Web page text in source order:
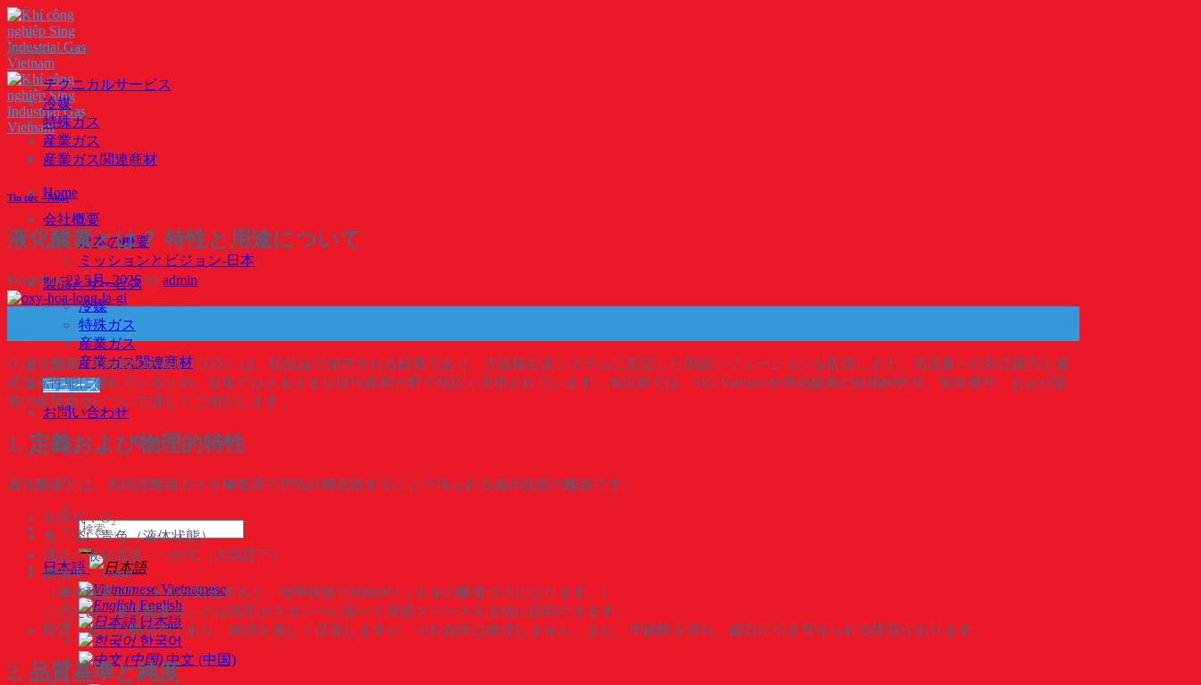
Skip
to
content
Home
会社概要
日本の概要
ミッションとビジョン-日本
製品とサービス
冷媒
特殊ガス
産業ガス
産業ガス関連商材
ニュース
お問い合わせ
検
索
対
象:
日本語
Vietnamese
English
日本語
한국어
中文 (中国)
製品カテゴリ
テクニカルサービス
冷媒
特殊ガス
産業ガス
産業ガス関連商材
Tin tức - Nhật
液化酸素とは？ 特性と用途について
Posted on22 5月, 2026 by admin
O₂液化酸素（Liquid Oxygen – LOX）は、極低温で保存される酸素であり、大規模生産システムに安定した供給ソリューションを提供します。高流量への対応能力と連
続運転性能に優れているため、近年ではさまざまな現代産業分野で幅広く活用されています。本記事では、SIG Vietnamが液化酸素の技術的特性、安全要件、および実
際の産業用途について詳しくご紹介します。
1. 定義および物理的特性
液化酸素とは、高純度酸素ガスを極低温で空気分離蒸留することで得られる液体状態の酸素です。
化学式：O₂
色：淡い青色（液体状態）
沸点／液化温度：−183℃（大気圧下）
膨張率：1:860
（液体酸素1リットルが気化すると、標準状態で約860リットルの酸素ガスになります。）
このため、液化酸素タンクは高圧ガスボンベに比べて保管スペースを大幅に節約できます。
性質：強力な酸化剤であり、燃焼を激しく促進しますが、それ自体は燃焼しません。また、常磁性を持ち、磁石に引き寄せられる性質があります。
2. 品質基準と純度